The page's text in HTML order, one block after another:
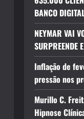
BANCO
NEYMAR VAI
SURPREENDE
Inflação de
pressão nos
Murillo C.
Hipnose